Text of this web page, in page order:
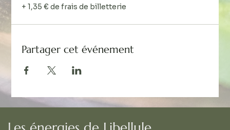
+ 1,35 € de frais de billetterie
Partager cet événement